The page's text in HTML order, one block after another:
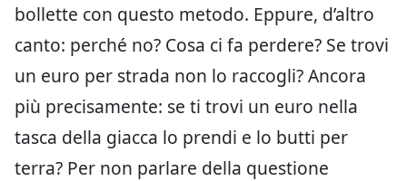
bollette con questo metodo. Eppure, d’altro
canto: perché no? Cosa ci fa perdere? Se trovi
un euro per strada non lo raccogli? Ancora
più precisamente: se ti trovi un euro nella
tasca della giacca lo prendi e lo butti per
terra? Per non parlare della questione